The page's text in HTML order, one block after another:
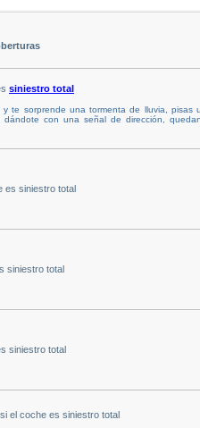
siniestro total
te sorprende una tormenta de lluvia, pisas
con una señal de dirección,
es siniestro total
siniestro total
siniestro total
el coche es siniestro total